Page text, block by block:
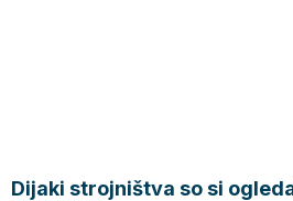
Dijaki strojništva so si